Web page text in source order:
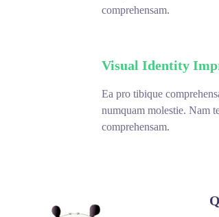
comprehensam.
Visual Identity
Ea pro tibique
numquam molestie. Nam
comprehensam.